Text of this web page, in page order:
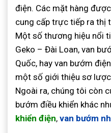
điện. Các mặt hàng
cung cấp trực tiếp ra thị
Một số thương hiệu nổi
Geko – Đài Loan, van
Quốc, hay van bướm
một số giới thiệu sơ
Ngoài ra, chúng tôi còn
bướm điều khiển khác
khiển điện, van bướm